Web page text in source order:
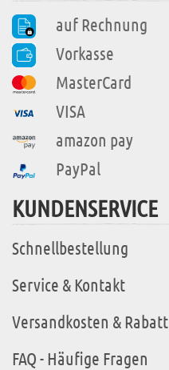
auf Rechnung
Vorkasse
MasterCard
VISA
amazon pay
PayPal
KUNDENSERVICE
Schnellbestellung
Service & Kontakt
Versandkosten & Rabatt
FAQ - Häufige Fragen